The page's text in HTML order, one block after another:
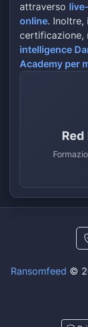
attraverso
online. Inoltre,
certificazione,
intelligence
Academy per
Ransomfeed ©